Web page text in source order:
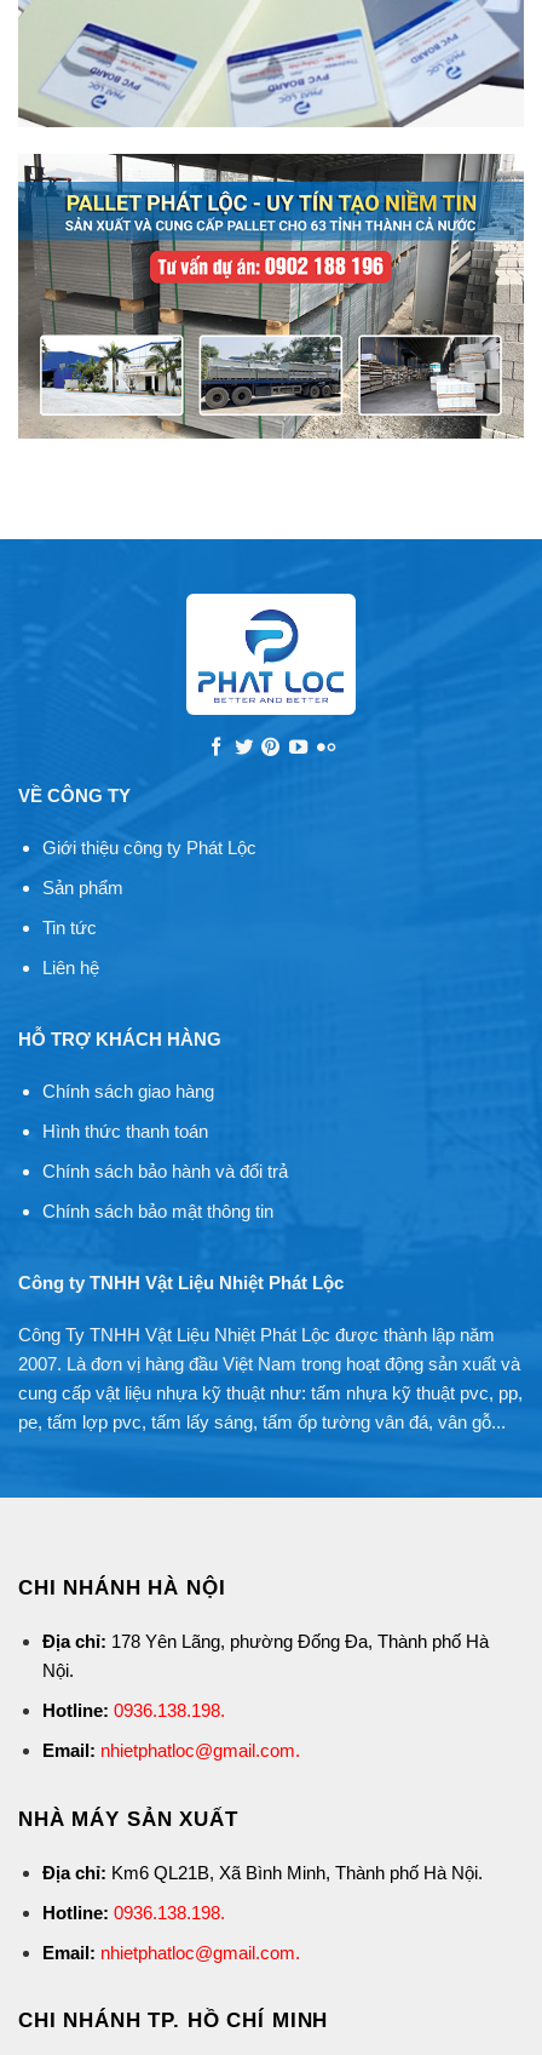
VỀ CÔNG TY
Giới thiệu công ty Phát Lộc
Sản phẩm
Tin tức
Liên hệ
HỖ TRỢ KHÁCH HÀNG
Chính sách giao hàng
Hình thức thanh toán
Chính sách bảo hành và đổi trả
Chính sách bảo mật thông tin
Công ty TNHH Vật Liệu Nhiệt Phát Lộc
Công Ty TNHH Vật Liệu Nhiệt Phát Lộc được thành lập năm
2007. Là đơn vị hàng đầu Việt Nam trong hoạt động sản xuất và
cung cấp vật liệu nhựa kỹ thuật như: tấm nhựa kỹ thuật pvc, pp,
pe, tấm lợp pvc, tấm lấy sáng, tấm ốp tường vân đá, vân gỗ...
CHI NHÁNH HÀ NỘI
Địa chỉ: 178 Yên Lãng, phường Đống Đa, Thành phố Hà
Nội.
Hotline: 0936.138.198.
Email: nhietphatloc@gmail.com.
NHÀ MÁY SẢN XUẤT
Địa chỉ: Km6 QL21B, Xã Bình Minh, Thành phố Hà Nội.
Hotline: 0936.138.198.
Email: nhietphatloc@gmail.com.
CHI NHÁNH TP. HỒ CHÍ MINH